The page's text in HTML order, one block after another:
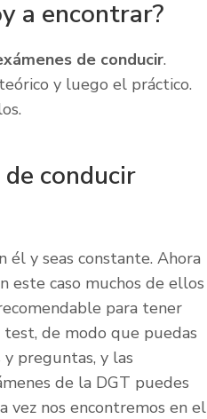
a encontrar?
de conducir.
y luego el práctico.
conducir
y seas constante. Ahora
este caso muchos de ellos
para tener
test, de modo que puedas
preguntas, y las
de la DGT puedes
vez nos encontremos en el